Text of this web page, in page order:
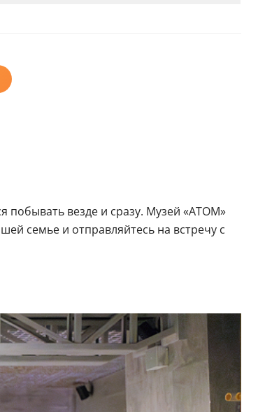
побывать везде и сразу. Музей «АТОМ»
семье и отправляйтесь на встречу с